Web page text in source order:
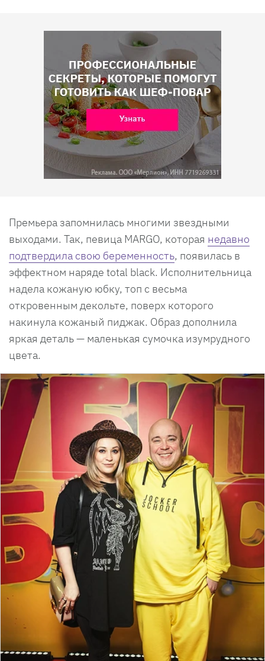
Премьера запомнилась многими звездными
выходами. Так, певица MARGO, которая недавно
подтвердила свою беременность, появилась в
эффектном наряде total black. Исполнительница
надела кожаную юбку, топ с весьма
откровенным декольте, поверх которого
накинула кожаный пиджак. Образ дополнила
яркая деталь — маленькая сумочка изумрудного
цвета.